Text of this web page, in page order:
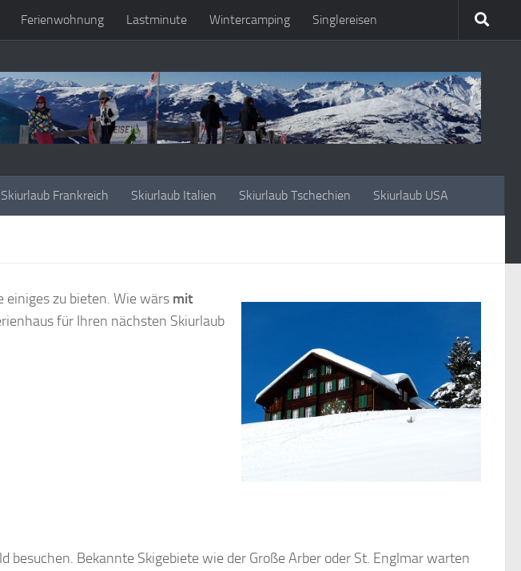
Ferienwohnung Lastminute Wintercamping Singlereisen
Skiurlaub Frankreich Skiurlaub Italien Skiurlaub Tschechien Skiurlaub USA
zu bieten. Wie wärs mit
für Ihren nächsten Skiurlaub
Bekannte Skigebiete wie der Große Arber oder St. Englmar warten